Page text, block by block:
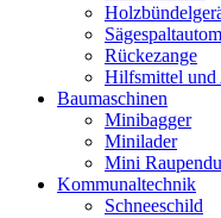
Rückezange
Hilfsmittel und
Baumaschinen
Minibagger
Minilader
Mini
Kommunaltechnik
Schneeschild